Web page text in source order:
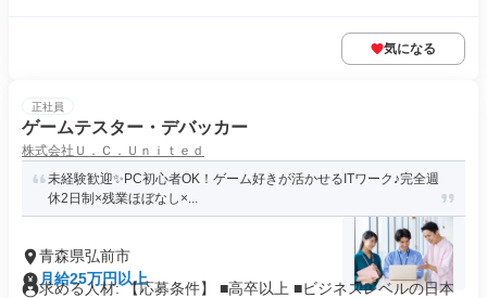
気になる
正社員
ゲームテスター・デバッカー
株式会社Ｕ．Ｃ．Ｕｎｉｔｅｄ
未経験歓迎✨PC初心者OK！ゲーム好きが活かせるITワーク♪完全週
休2日制×残業ほぼなし×...
青森県弘前市
月給25万円以上
求める人材: 【応募条件】 ■高卒以上 ■ビジネスレベルの日本